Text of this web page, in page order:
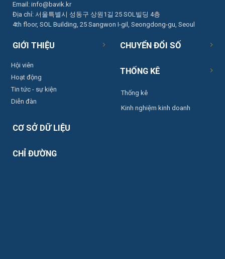
Email: info@bavik.kr
Địa chỉ: 서울특별시 성동구 상원1길 25 SOL빌딩 4층
4th floor, SOL Building, 25 Sangwon I-gil, Seongdong-gu, Seoul
GIỚI THIỆU
Hội viên
Hoạt động
Tin tức - sự kiện
Diễn đàn
CƠ SỞ DỮ LIỆU
CHUYỂN ĐỔI SỐ
THỐNG KÊ
Thống kê
Kinh nghiệm kinh doanh
CHỈ ĐƯỜNG